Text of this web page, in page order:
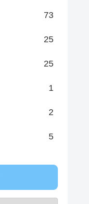
73
25
25
1
2
5